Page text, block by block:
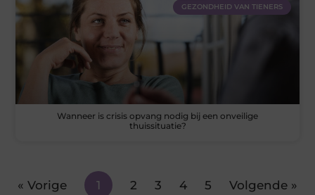
GEZONDHEID VAN TIENERS
Wanneer is crisis opvang nodig bij een onveilige
thuissituatie?
« Vorige 1 2 3 4 5 Volgende »